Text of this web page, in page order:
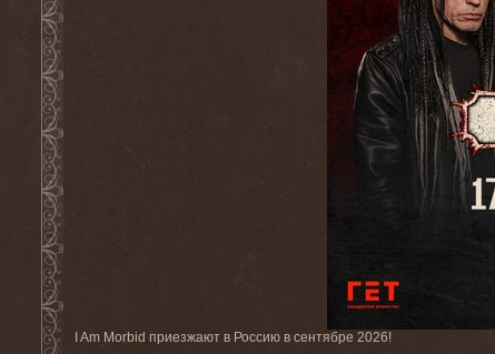
I Am Morbid приезжают в Россию в сентябре 2026!